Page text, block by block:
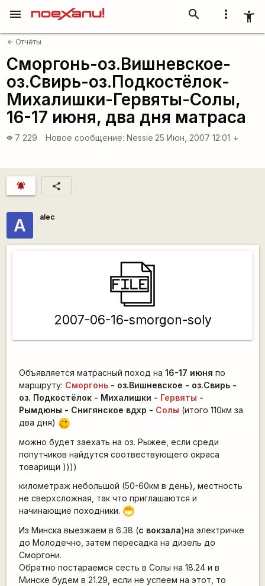
more_vert accessibility_new
search
menu
arrow_back Отчёты
Сморгонь-оз.Вишневское-
оз.Свирь-оз.Подкостёлок-
Михалишки-Гервяты-Солы,
16-17 июня, два дня матраса
visibility 7 229 Новое сообщение: Nessie 25 Июн, 2007 12:01 arrow_downward
notifications_active share
А alec
2007-06-16-smorgon-soly
Объявляется матрасный поход на 16-17 июня по
маршруту: Сморгонь- оз.Вишневское - оз.Свирь -
оз. Подкостёлок - Михалишки - Гервяты -
Рымдюны - Снигянское вдхр - Солы (итого 110км за
два дня)
;)
можно будет заехать на оз. Рыжее, если среди
попутчиков найдутся соотвествующего окраса
товарищи ))))
километраж небольшой (50-60км в день), местность
не сверхсложная, так что приглашаются и
начинающие походники. ;D
Из Минска выезжаем в 6.38 (с вокзала)на электричке
до Молодечно, затем пересадка на дизель до
Сморгони.
Обратно постараемся сесть в Солы на 18.24 и в
Минске будем в 21.29, если не успеем на этот, то